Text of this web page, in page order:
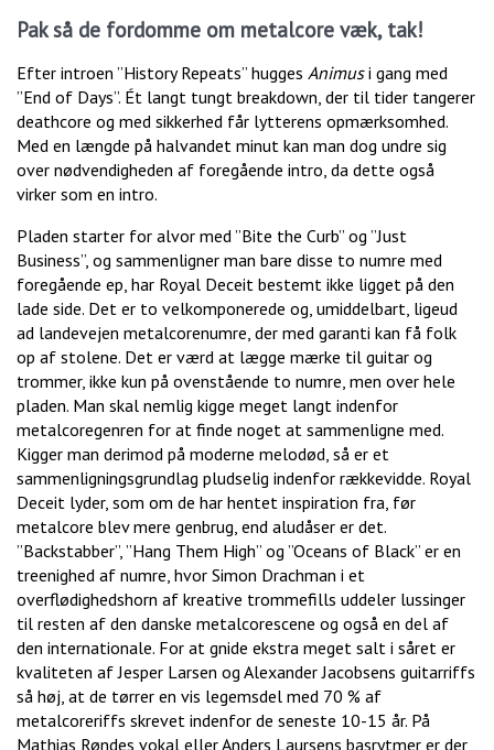
Pak så de fordomme om metalcore væk, tak!
Efter introen ”History Repeats” hugges Animusi gang med
”End of Days”. Ét langt tungt breakdown, der til tider tangerer
deathcore og med sikkerhed får lytterens opmærksomhed.
Med en længde på halvandet minut kan man dog undre sig
over nødvendigheden af foregående intro, da dette også
virker som en intro.
Pladen starter for alvor med ”Bite the Curb” og ”Just
Business”, og sammenligner man bare disse to numre med
foregående ep, har Royal Deceit bestemt ikke ligget på den
lade side. Det er to velkomponerede og, umiddelbart, ligeud
ad landevejen metalcorenumre, der med garanti kan få folk
op af stolene. Det er værd at lægge mærke til guitar og
trommer, ikke kun på ovenstående to numre, men over hele
pladen. Man skal nemlig kigge meget langt indenfor
metalcoregenren for at finde noget at sammenligne med.
Kigger man derimod på moderne melodød, så er et
sammenligningsgrundlag pludselig indenfor rækkevidde. Royal
Deceit lyder, som om de har hentet inspiration fra, før
metalcore blev mere genbrug, end aludåser er det.
”Backstabber”, ”Hang Them High” og ”Oceans of Black” er en
treenighed af numre, hvor Simon Drachman i et
overflødighedshorn af kreative trommefills uddeler lussinger
til resten af den danske metalcorescene og også en del af
den internationale. For at gnide ekstra meget salt i såret er
kvaliteten af Jesper Larsen og Alexander Jacobsens guitarriffs
så høj, at de tørrer en vis legemsdel med 70 % af
metalcoreriffs skrevet indenfor de seneste 10-15 år. På
Mathias Røndes vokal eller Anders Laursens basrytmer er der